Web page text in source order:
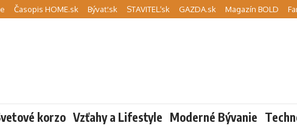
Časopis HOME.sk Bývať.sk STAVITEĽ.sk GAZDA.sk Magazín BOLD
korzo Vzťahy a Lifestyle Moderné Bývanie